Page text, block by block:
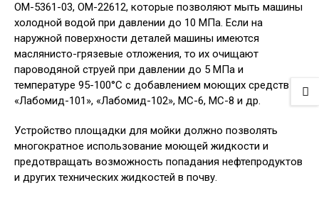
ОМ-5361-03, ОМ-22612, которые позволяют мыть машины
холодной водой при давлении до 10 МПа. Если на
наружной поверхности деталей машины имеются
маслянисто-грязевые отложения, то их очищают
пароводяной струей при давлении до 5 МПа и
температуре 95-100°С с добавлением моющих средств
«Лабомид-101», «Лабомид-102», МС-6, МС-8 и др.
Устройство площадки для мойки должно позволять
многократное использование моющей жидкости и
предотвращать возможность попадания нефтепродуктов
и других технических жидкостей в почву.